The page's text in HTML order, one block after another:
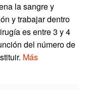
la sangre y
y trabajar dentro
es entre 3 y 4
del número de
Más